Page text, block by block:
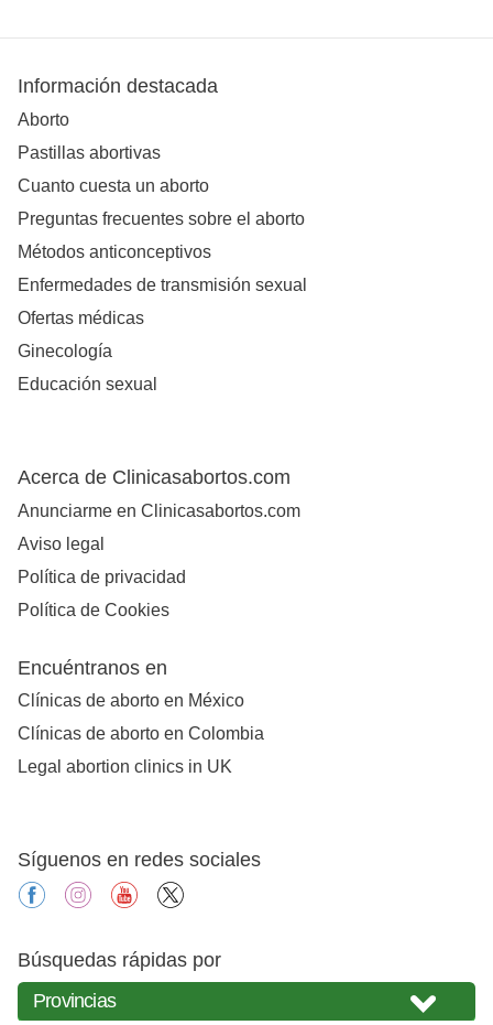
Información destacada
Aborto
Pastillas abortivas
Cuanto cuesta un aborto
Preguntas frecuentes sobre el aborto
Métodos anticonceptivos
Enfermedades de transmisión sexual
Ofertas médicas
Ginecología
Educación sexual
Acerca de Clinicasabortos.com
Anunciarme en Clinicasabortos.com
Aviso legal
Política de privacidad
Política de Cookies
Encuéntranos en
Clínicas de aborto en México
Clínicas de aborto en Colombia
Legal abortion clinics in UK
Síguenos en redes sociales
facebookinstagramyoutube
Búsquedas rápidas por